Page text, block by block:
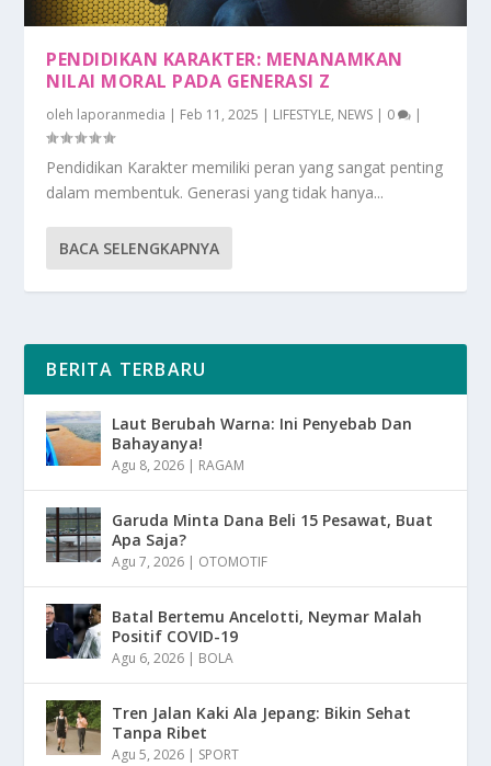
PENDIDIKAN KARAKTER: MENANAMKAN
NILAI MORAL PADA GENERASI Z
oleh laporanmedia | Feb 11, 2025 | LIFESTYLE, NEWS | 0 |
Pendidikan Karakter memiliki peran yang sangat penting
dalam membentuk. Generasi yang tidak hanya...
BACA SELENGKAPNYA
BERITA TERBARU
Laut Berubah Warna: Ini Penyebab Dan
Bahayanya!
Agu 8, 2026 | RAGAM
Garuda Minta Dana Beli 15 Pesawat, Buat
Apa Saja?
Agu 7, 2026 | OTOMOTIF
Batal Bertemu Ancelotti, Neymar Malah
Positif COVID-19
Agu 6, 2026 | BOLA
Tren Jalan Kaki Ala Jepang: Bikin Sehat
Tanpa Ribet
Agu 5, 2026 | SPORT